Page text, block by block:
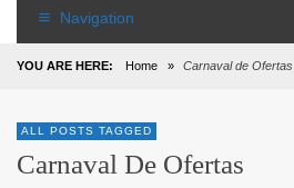
Navigation
YOU ARE HERE: Home » Carnaval de Ofertas
ALL POSTS TAGGED
Carnaval De Ofertas